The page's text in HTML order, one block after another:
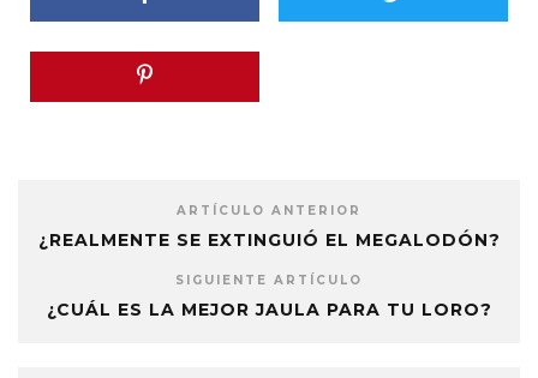
ARTÍCULO ANTERIOR
¿REALMENTE SE EXTINGUIÓ EL MEGALODÓN?
SIGUIENTE ARTÍCULO
¿CUÁL ES LA MEJOR JAULA PARA TU LORO?